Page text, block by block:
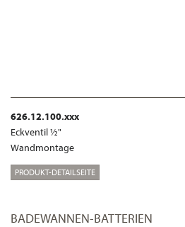
626.12.100.xxx
Eckventil ½"
Wandmontage
PRODUKT-DETAILSEITE
BADEWANNEN-BATTERIEN